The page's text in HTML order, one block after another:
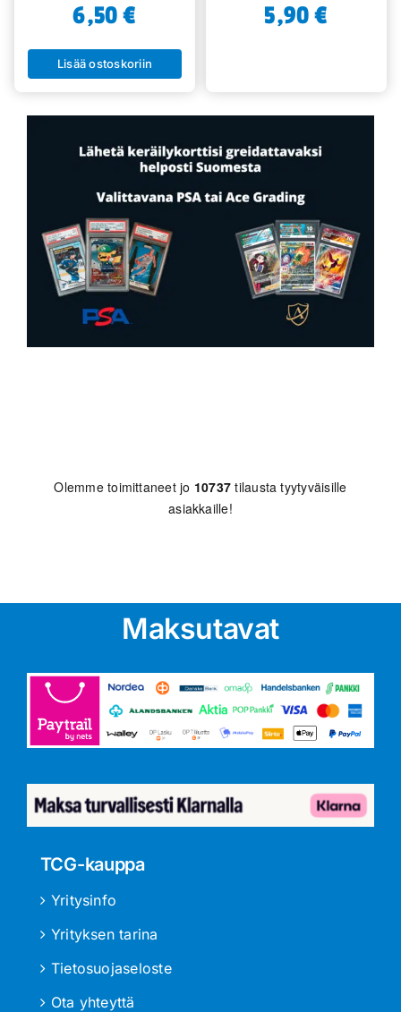
6,50€
Lisää ostoskoriin
5,90€
Olemme toimittaneet jo 10737 tilausta tyytyväisille
asiakkaille!
Maksutavat
TCG-kauppa
Yritysinfo
Yrityksen tarina
Tietosuojaseloste
Ota yhteyttä